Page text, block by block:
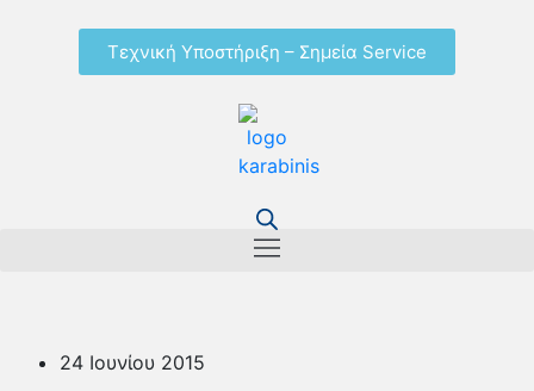
Τεχνική Υποστήριξη – Σημεία Service
24 Ιουνίου 2015